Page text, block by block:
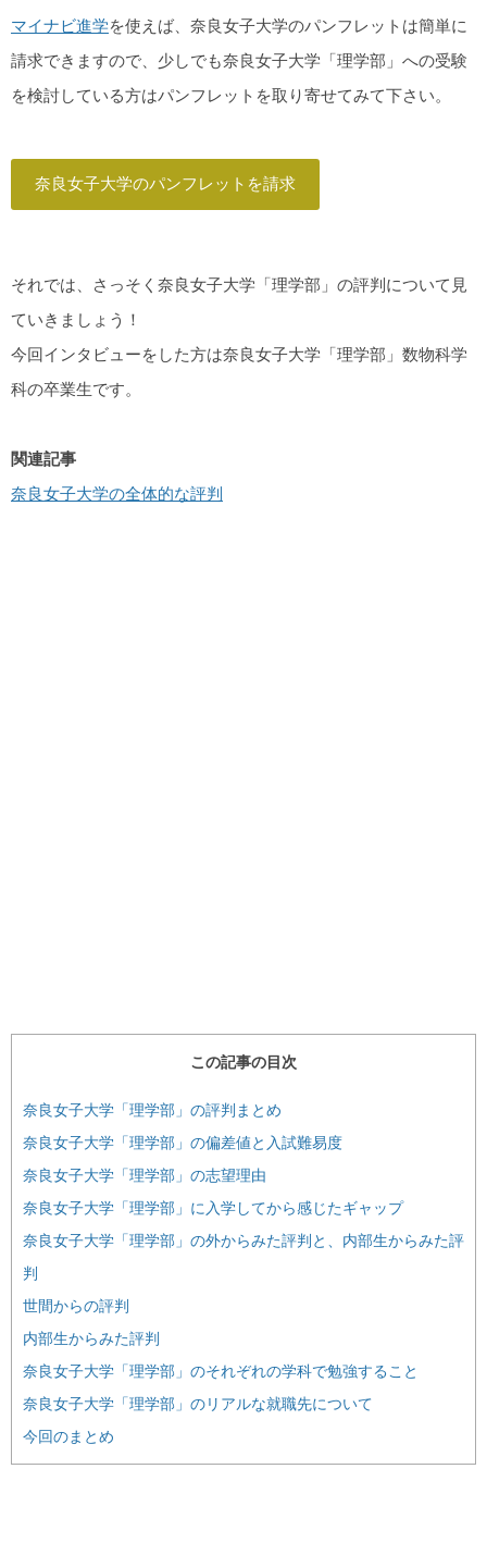
マイナビ進学を使えば、奈良女子大学のパンフレットは簡単に
請求できますので、少しでも奈良女子大学「理学部」への受験
を検討している方はパンフレットを取り寄せてみて下さい。
奈良女子大学のパンフレットを請求
それでは、さっそく奈良女子大学「理学部」の評判について見
ていきましょう！
今回インタビューをした方は奈良女子大学「理学部」数物科学
科の卒業生です。
関連記事
奈良女子大学の全体的な評判
この記事の目次
奈良女子大学「理学部」の評判まとめ
奈良女子大学「理学部」の偏差値と入試難易度
奈良女子大学「理学部」の志望理由
奈良女子大学「理学部」に入学してから感じたギャップ
奈良女子大学「理学部」の外からみた評判と、内部生からみた評
判
世間からの評判
内部生からみた評判
奈良女子大学「理学部」のそれぞれの学科で勉強すること
奈良女子大学「理学部」のリアルな就職先について
今回のまとめ